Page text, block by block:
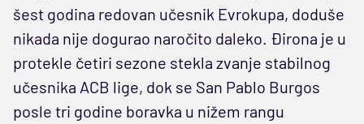
šest godina redovan učesnik Evrokupa, doduše
nikada nije dogurao naročito daleko. Đirona je u
protekle četiri sezone stekla zvanje stabilnog
učesnika ACB lige, dok se San Pablo Burgos
posle tri godine boravka u nižem rangu